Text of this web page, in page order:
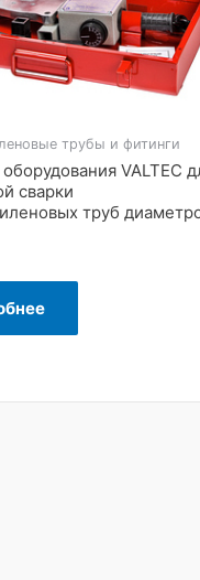
трубы и фитинги
VALTEC
сварки
труб